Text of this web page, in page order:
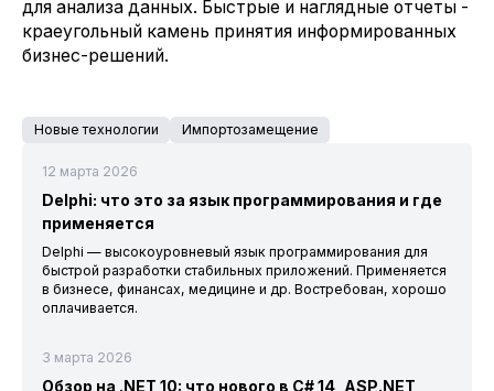
для анализа данных. Быстрые и наглядные отчеты -
краеугольный камень принятия информированных
бизнес-решений.
Новые технологии Импортозамещение
12 марта 2026
Delphi: что это за язык программирования и где
применяется
Delphi — высокоуровневый язык программирования для
быстрой разработки стабильных приложений. Применяется
в бизнесе, финансах, медицине и др. Востребован, хорошо
оплачивается.
3 марта 2026
Обзор на .NET 10: что нового в C# 14, ASP.NET